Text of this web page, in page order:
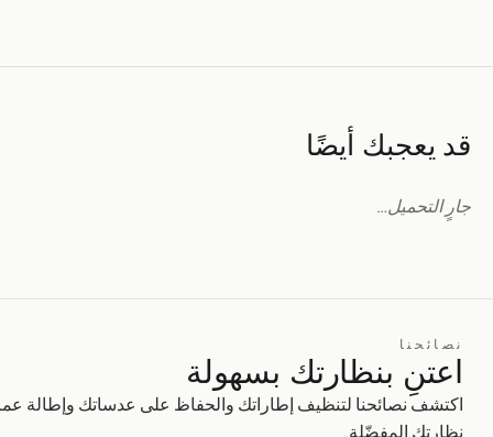
قد يعجبك أيضًا
جارٍ التحميل…
نصائحنا
اعتنِ بنظارتك بسهولة
اكتشف نصائحنا لتنظيف إطاراتك والحفاظ على عدساتك وإطالة
نظارتك المفضّلة.